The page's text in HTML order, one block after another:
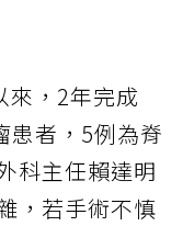
來，2年完成
患者，5例為脊
科主任賴達明
，若手術不慎